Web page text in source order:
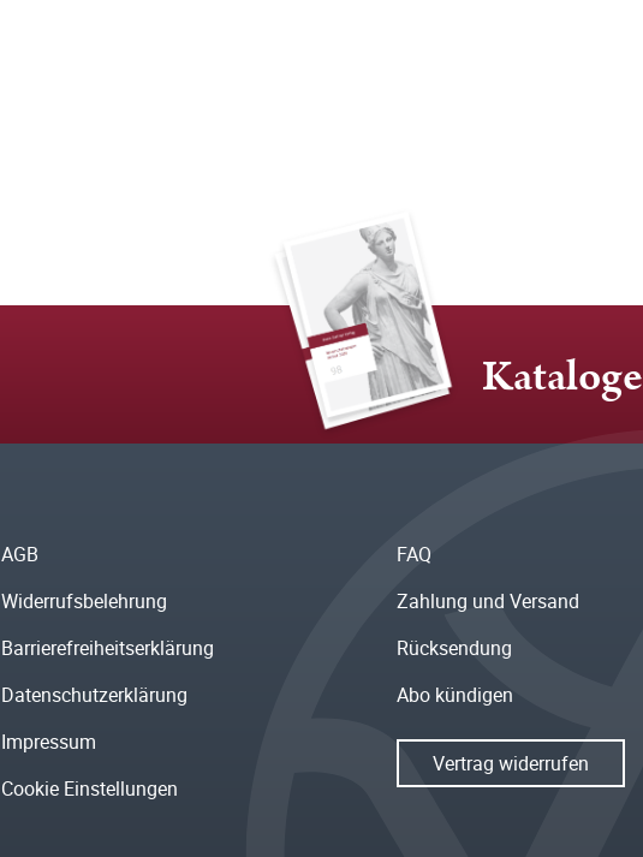
Kataloge
AGB
Widerrufsbelehrung
Barrierefreiheitserklärung
Datenschutzerklärung
Impressum
Cookie Einstellungen
FAQ
Zahlung und Versand
Rücksendung
Abo kündigen
Vertrag widerrufen